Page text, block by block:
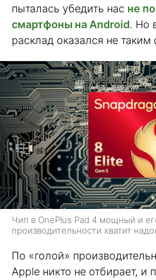
пыталась убедить нас не
смартфоны на Android. Но
расклад оказался не
Чип в OnePlus Pad 4 мощный и
производительности хватит
По «голой»
Apple никто не отбирает, и